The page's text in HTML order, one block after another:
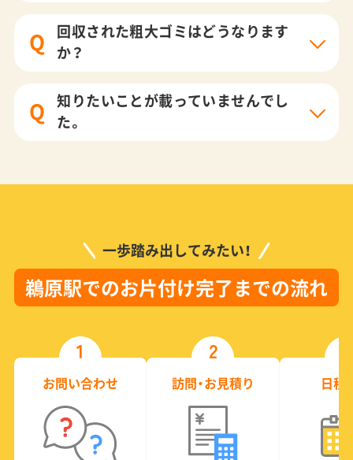
Q
回収された粗大ゴミはどうなります
か？
Q
知りたいことが載っていませんでし
た。
一歩踏み出してみたい！
鵜原駅でのお片付け完了までの流れ
1
お問い合わせ
2
訪問・お見積り 日程